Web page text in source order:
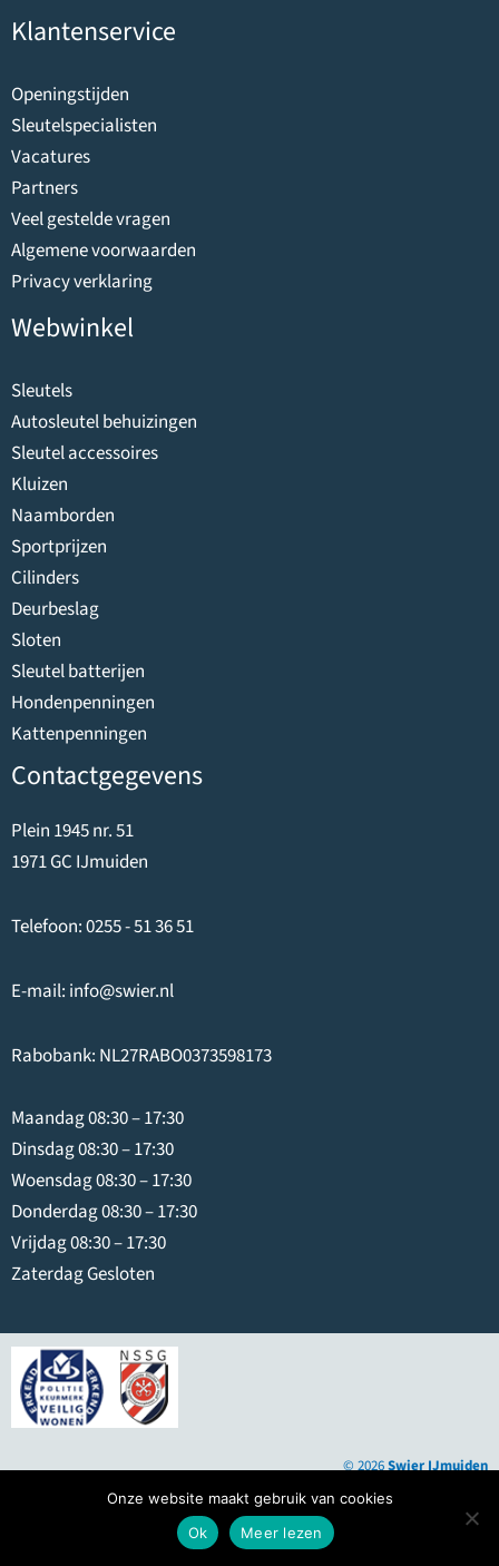
instructies. Elk
e ECB-S / VdS-
goedgekeurde
Klantenservice
Openingstijden
Sleutelspecialisten
Vacatures
Partners
Veel gestelde vragen
Algemene voorwaarden
Privacy verklaring
Webwinkel
Sleutels
Autosleutel behuizingen
Sleutel accessoires
Kluizen
Naamborden
Sportprijzen
Cilinders
Deurbeslag
Sloten
Sleutel batterijen
Hondenpenningen
Kattenpenningen
Contactgegevens
Plein 1945 nr. 51
1971 GC IJmuiden
Telefoon:0255 - 51 36 51
E-mail: info@swier.nl
Rabobank: NL27RABO0373598173
Maandag 08:30 – 17:30
Dinsdag 08:30 – 17:30
Woensdag 08:30 – 17:30
Donderdag 08:30 – 17:30
Vrijdag 08:30 – 17:30
Zaterdag Gesloten
© 2026Swier IJmuiden
Hosting door hostingindustries.nl
Website & online marketing door dewebspecialist.nl
Onze website maakt gebruik van cookies
Ok
Meer lezen